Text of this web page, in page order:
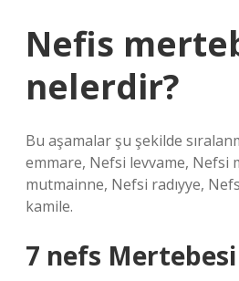
Nefis
nelerdir?
Bu aşamalar şu şekilde
emmare, Nefsi levvame, Nefsi
mutmainne, Nefsi radıyye,
kamile.
7 nefs